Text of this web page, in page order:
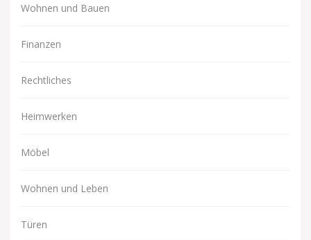
Wohnen und Bauen
Finanzen
Rechtliches
Heimwerken
Möbel
Wohnen und Leben
Türen